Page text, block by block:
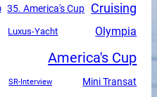
35. America's Cup Cruising
Luxus-Yacht Olympia
America's Cup
SR-Interview Mini Transat